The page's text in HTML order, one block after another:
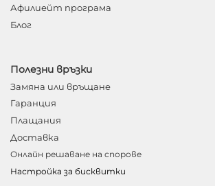
Афилиейт програма
Блог
Полезни връзки
Замяна или връщане
Гаранция
Плащания
Доставка
Онлайн решаване на спорове
Настройка за бисквитки